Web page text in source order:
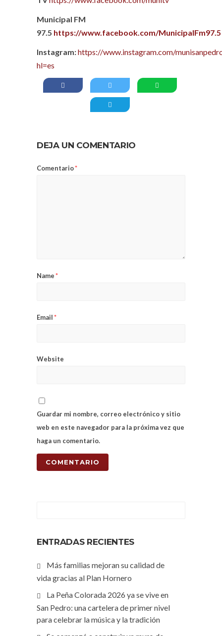
Municipal FM
97.5 https://www.facebook.com/MunicipalFm97.5
Instagram:https://www.instagram.com/
hl=es
DEJA UN COMENTARIO
Comentario*
Name*
Email*
Website
Guardar mi nombre, correo electrónico y sitio
web en este navegador para la próxima vez que
haga un comentario.
ENTRADAS RECIENTES
Más familias mejoran su calidad de
vida gracias al Plan Hornero
La Peña Colorada 2026 ya se vive en
San Pedro: una cartelera de primer nivel
para celebrar la música y la tradición